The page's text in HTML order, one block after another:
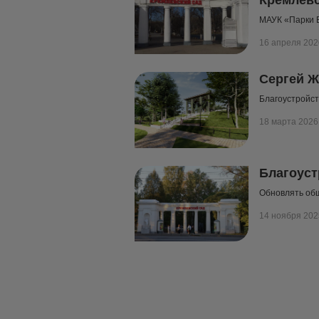
МАУК «Парки
16 апреля
Сергей
18 марта 2026
Обновлять
14 ноября